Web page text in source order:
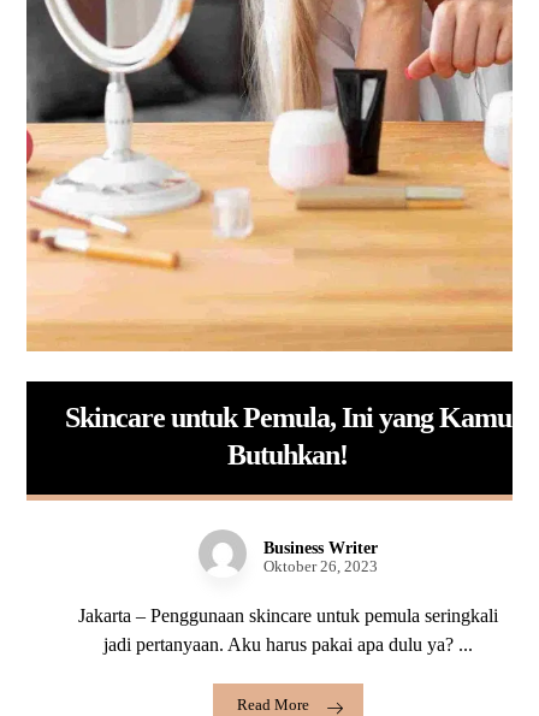
Skincare untuk Pemula, Ini yang Kamu
Butuhkan!
Business Writer
Oktober 26, 2023
Jakarta – Penggunaan skincare untuk pemula seringkali
jadi pertanyaan. Aku harus pakai apa dulu ya? ...
Read More